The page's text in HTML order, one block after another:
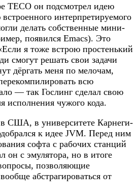
TECO он подсмотрел идею
интерпретируемого
делать собственные мини-
появился Emacs). Это
я тоже встрою простенький
смогут решать свои задачи
дёргать меня по мелочам,
всю
— так Гослинг сделал свою
исполнения чужого кода.
США, в университете Карнеги-
к идее JVM. Перед ним
софта с рабочих станций
он с эмулятора, но в итоге
позволяющие
абстрагироваться от